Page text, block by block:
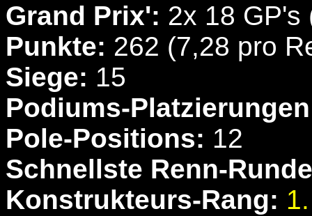
Grand Prix': 2x 18 GP's
Punkte: 262 (7,28 pro
Siege: 15
Podiums-
Pole-Positions: 12
Schnellste Renn-
Konstrukteurs-Rang: 1.